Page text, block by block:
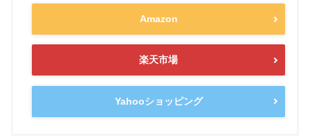
Amazon
楽天市場
Yahooショッピング